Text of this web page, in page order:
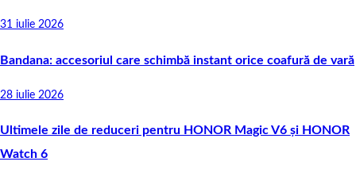
31 iulie 2026
Bandana: accesoriul care schimbă instant orice coafură de vară
28 iulie 2026
Ultimele zile de reduceri pentru HONOR Magic V6 și HONOR
Watch 6